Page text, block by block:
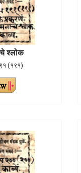
श्लोक
(१९१)